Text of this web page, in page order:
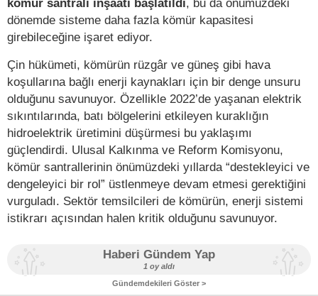
dönemde sisteme daha fazla kömür kapasitesi
girebileceğine işaret ediyor.
Çin hükümeti, kömürün rüzgâr ve güneş gibi hava
koşullarına bağlı enerji kaynakları için bir denge unsuru
olduğunu savunuyor. Özellikle 2022’de yaşanan elektrik
sıkıntılarında, batı bölgelerini etkileyen kuraklığın
hidroelektrik üretimini düşürmesi bu yaklaşımı
güçlendirdi. Ulusal Kalkınma ve Reform Komisyonu,
kömür santrallerinin önümüzdeki yıllarda “destekleyici ve
dengeleyici bir rol” üstlenmeye devam etmesi gerektiğini
vurguladı. Sektör temsilcileri de kömürün, enerji sistemi
istikrarı açısından halen kritik olduğunu savunuyor.
Haberi Gündem Yap
1 oy aldı
Gündemdekileri Göster >